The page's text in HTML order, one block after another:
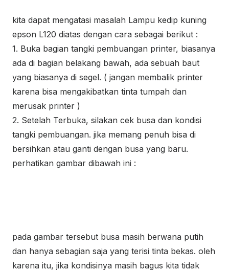
kita dapat mengatasi masalah Lampu kedip kuning
epson L120 diatas dengan cara sebagai berikut :
1. Buka bagian tangki pembuangan printer, biasanya
ada di bagian belakang bawah, ada sebuah baut
yang biasanya di segel. ( jangan membalik printer
karena bisa mengakibatkan tinta tumpah dan
merusak printer )
2. Setelah Terbuka, silakan cek busa dan kondisi
tangki pembuangan. jika memang penuh bisa di
bersihkan atau ganti dengan busa yang baru.
perhatikan gambar dibawah ini :
pada gambar tersebut busa masih berwana putih
dan hanya sebagian saja yang terisi tinta bekas. oleh
karena itu, jika kondisinya masih bagus kita tidak